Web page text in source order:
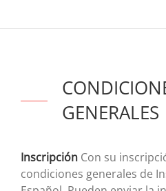
GENERALES
Inscripción Con su
condiciones generales de